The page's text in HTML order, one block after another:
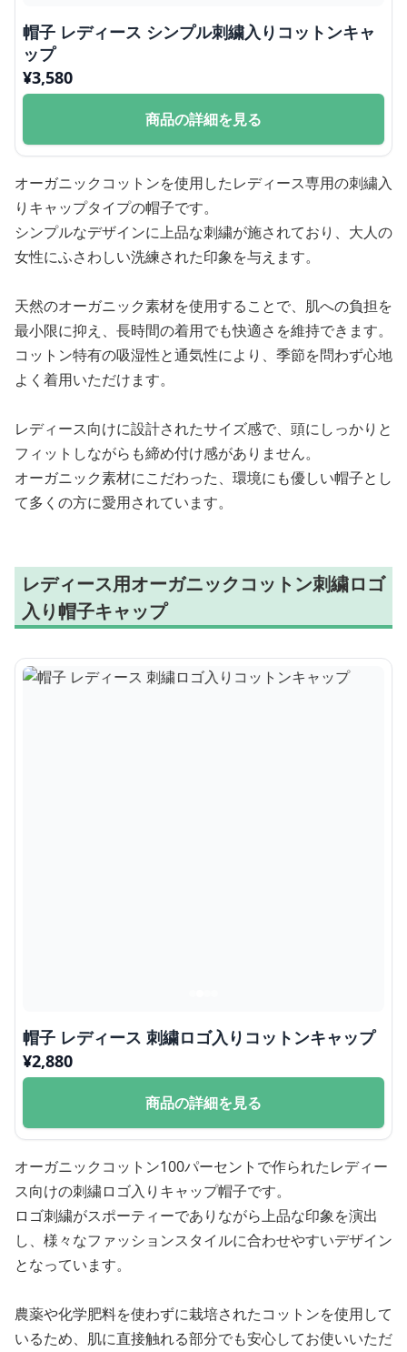
帽子 レディース シンプル刺繍入りコットンキャ
ップ
¥3,580
商品の詳細を見る
オーガニックコットンを使用したレディース専用の刺繍入
りキャップタイプの帽子です。
シンプルなデザインに上品な刺繍が施されており、大人の
女性にふさわしい洗練された印象を与えます。
天然のオーガニック素材を使用することで、肌への負担を
最小限に抑え、長時間の着用でも快適さを維持できます。
コットン特有の吸湿性と通気性により、季節を問わず心地
よく着用いただけます。
レディース向けに設計されたサイズ感で、頭にしっかりと
フィットしながらも締め付け感がありません。
オーガニック素材にこだわった、環境にも優しい帽子とし
て多くの方に愛用されています。
レディース用オーガニックコットン刺繍ロゴ
入り帽子キャップ
帽子 レディース 刺繍ロゴ入りコットンキャップ
¥2,880
商品の詳細を見る
オーガニックコットン100パーセントで作られたレディー
ス向けの刺繍ロゴ入りキャップ帽子です。
ロゴ刺繍がスポーティーでありながら上品な印象を演出
し、様々なファッションスタイルに合わせやすいデザイン
となっています。
農薬や化学肥料を使わずに栽培されたコットンを使用して
いるため、肌に直接触れる部分でも安心してお使いいただ